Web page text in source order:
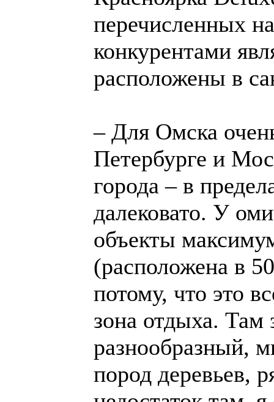
перечисленных
конкурентами
расположены в
– Для Омска
Петербурге и
города – в
далековато. У
объекты
(расположена в
потому, что это
зона отдыха. Там
разнообразный,
пород деревьев,